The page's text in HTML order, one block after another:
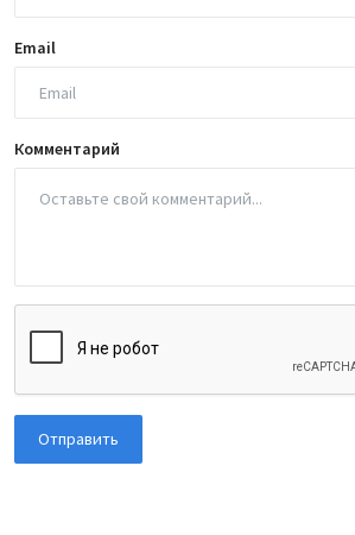
Email
Комментарий
Отправить